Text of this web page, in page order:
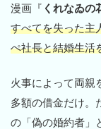
漫画『 くれなゐの
すべてを失った主
ぺ社長と結婚生活
火事によって両親
多額の借金だけ。
の「偽の婚約者」